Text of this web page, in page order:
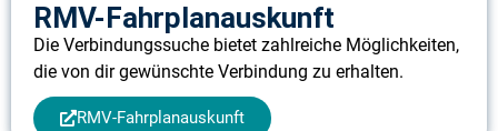
RMV-Fahrplanauskunft
Die Verbindungssuche bietet zahlreiche Möglichkeiten,
die von dir gewünschte Verbindung zu erhalten.
RMV-Fahrplanauskunft